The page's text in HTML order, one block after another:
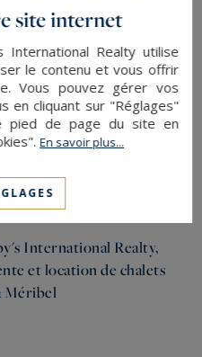
au 31 Août
et profitez de toutes
propose Méribel et
de descente, tir
d’orientation, cani-
et bien plus
International Realty,
etlocation de chalets
Méribel
site internet
International Realty utilise
le contenu et vous offrir
Vous pouvez gérer vos
en cliquant sur "Réglages"
pied de page du site en
En savoir plus...